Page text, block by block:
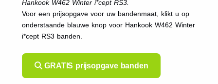
Hankook W462 Winter i*cept RS3.
Voor een prijsopgave voor uw bandenmaat, klikt u op
onderstaande blauwe knop voor Hankook W462 Winter
i*cept RS3 banden.
GRATIS prijsopgave banden